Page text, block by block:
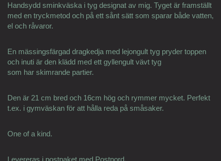
Handsydd sminkväska i tyg designat av mig. Tyget är framställt
med en tryckmetod och på ett sånt sätt som sparar både vatten,
el och råvaror.
En mässingsfärgad dragkedja med lejongult tyg pryder toppen
och inuti är den klädd med ett gyllengult vävt tyg
som har skimrande partier.
Den är 21 cm bred och 16cm hög och rymmer mycket. Perfekt
t.ex. i gymväskan för att hålla reda på småsaker.
One of a kind.